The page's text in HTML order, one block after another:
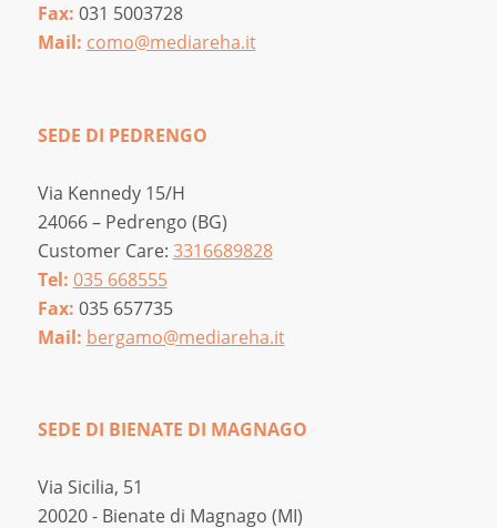
Fax: 031 5003728
Mail: como@mediareha.it
SEDE DI PEDRENGO
Via Kennedy 15/H
24066 – Pedrengo (BG)
Customer Care: 3316689828
Tel: 035 668555
Fax: 035 657735
Mail: bergamo@mediareha.it
SEDE DI BIENATE DI MAGNAGO
Via Sicilia, 51
20020 - Bienate di Magnago (MI)